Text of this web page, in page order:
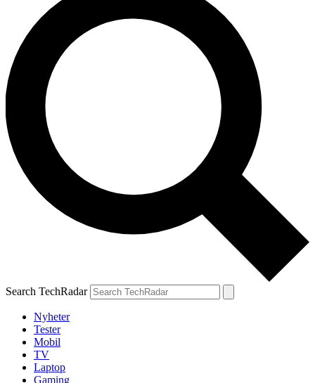
Search TechRadar
Nyheter
Tester
Mobil
TV
Laptop
Gaming